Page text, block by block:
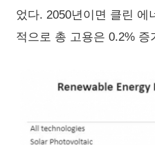
었다. 2050년이면 클린 에
적으로 총 고용은 0.2%